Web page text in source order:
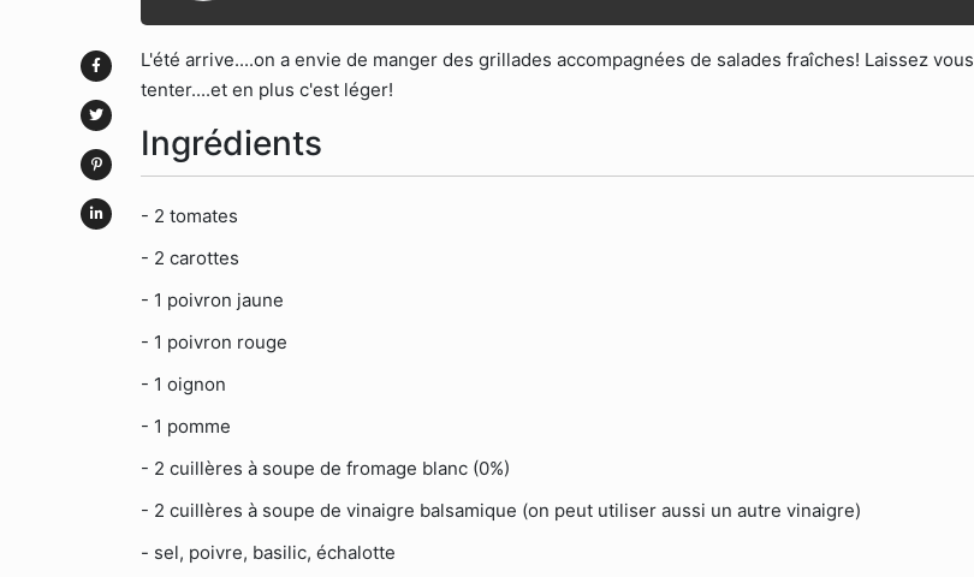
L'été arrive....on a envie de manger des grillades accompagnées de salades fraîches! Laissez vous
tenter....et en plus c'est léger!
Ingrédients
- 2 tomates
- 2 carottes
- 1 poivron jaune
- 1 poivron rouge
- 1 oignon
- 1 pomme
- 2 cuillères à soupe de fromage blanc (0%)
- 2 cuillères à soupe de vinaigre balsamique (on peut utiliser aussi un autre vinaigre)
- sel, poivre, basilic, échalotte